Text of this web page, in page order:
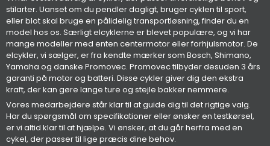
stilarter. Uanset om du pendler dagligt, bruger cyklen til sport,
eller blot skal bruge en pålidelig transportløsning, finder du en
model hos os. Særligt elcyklerne er blevet populære, og vi har
mange modeller med enten centermotor eller forhjulsmotor. De
elcykler, vi sælger, er fra kendte mærker som Bosch, Shimano,
Yamaha og danske Promovec. Promovec tilbyder desuden 3 års
garanti på motor og batteri. Disse cykler giver dig den ekstra
kraft, der kan gøre lange ture og stejle bakker nemmere.
Vores medarbejdere står klar til at guide dig til det rigtige valg.
Har du spørgsmål om specifikationer eller ønsker en testkørsel,
er vi altid klar til at hjælpe. Vi ønsker, at du går herfra med en
cykel, der passer til lige præcis dine behov.